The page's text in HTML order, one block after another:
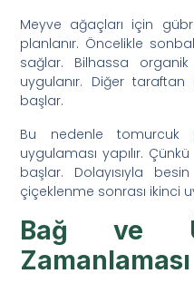
Meyve ağaçları için
planlanır. Öncelikle
sağlar. Bilhassa
uygulanır. Diğer
başlar.
Bu nedenle tomurcuk
uygulaması yapılır.
başlar. Dolayısıyla
çiçeklenme sonrası ikinci
Bağ ve
Zamanlaması